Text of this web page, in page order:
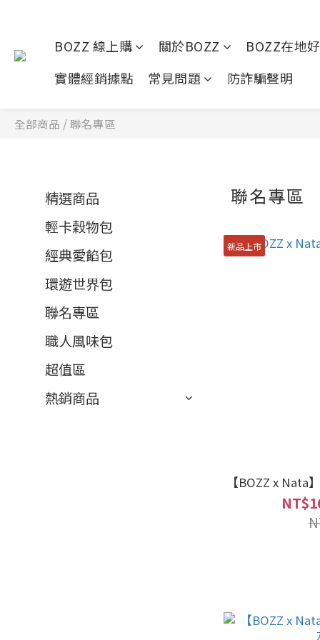
BOZZ 線上購 關於BOZZ BOZZ在地
實體經銷據點
常見問題 防詐騙聲明
全部商品 /聯名專區
精選商品
輕卡穀物包
經典愛餡包
環遊世界包
聯名專區
職人風味包
超值區
熱銷商品
聯名專區
新品上市
【BOZZ x Nata